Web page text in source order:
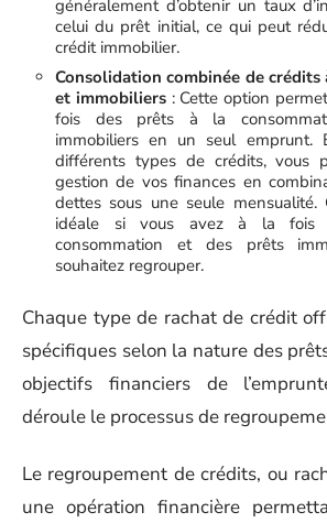
généralement d’obtenir un taux
celui du prêt initial, ce qui peut
crédit immobilier.
Consolidation combinée de crédits
et immobiliers: Cette option
fois des prêts à la
immobiliers en un seul emprunt.
différents types de crédits, vous
gestion de vos finances en
dettes sous une seule mensualité.
idéale si vous avez à la fois
consommation et des prêts
souhaitez regrouper.
Chaque type de rachat de crédit
spécifiques selon la nature des
objectifs financiers de
déroule le processus de
Le regroupement de crédits, ou
une opération financière